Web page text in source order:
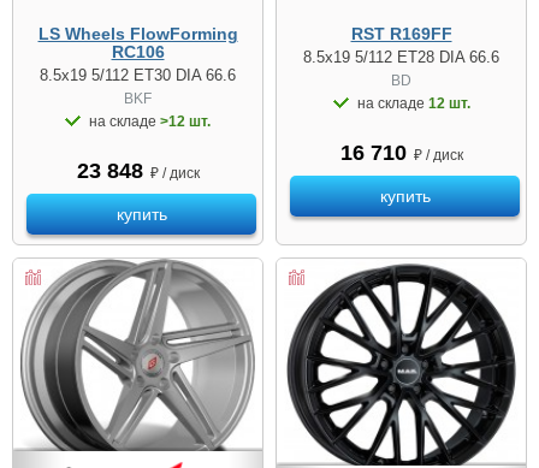
LS Wheels FlowForming
RC106
8.5x19 5/112 ET30 DIA 66.6
BKF
на складе >12 шт.
23 848 ₽ / диск
купить
RST R169FF
8.5x19 5/112 ET28 DIA 66.6
BD
на складе 12 шт.
16 710 ₽ / диск
купить